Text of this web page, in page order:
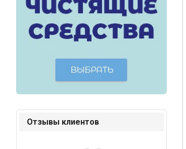
Отзывы клиентов